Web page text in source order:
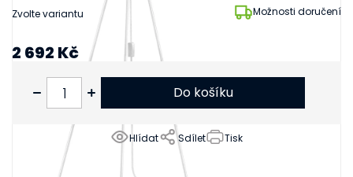
Zvolte variantu Možnosti doručení
Tisk
Hlídat Sdílet
2 692 Kč
Do košíku